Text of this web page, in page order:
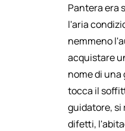
Pantera era
l'aria
nemmeno
acquistare
nome di una
tocca il
guidatore, si
difetti,